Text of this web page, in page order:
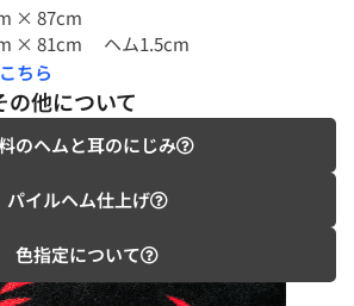
× 87cm
× 81cm ヘム1.5cm
ちら
他について
のヘムと耳のにじみ
パイルヘム仕上げ
色指定について